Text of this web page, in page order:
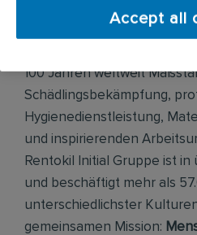
der größten
100 Jahren weltweit
Schädlingsbekämpfung,
Hygienedienstleistung,
und inspirierenden
Rentokil Initial Gruppe ist
und beschäftigt mehr als
unterschiedlichster
gemeinsamen Mission:
Accept all